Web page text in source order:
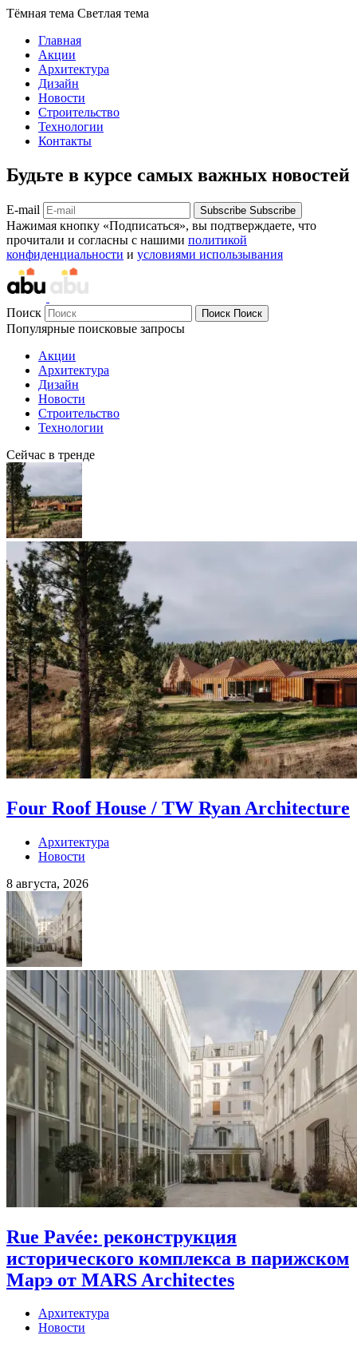
Тёмная тема Светлая тема
Главная
Акции
Архитектура
Дизайн
Новости
Строительство
Технологии
Контакты
Будьте в курсе самых важных новостей
E-mail Subscribe Subscribe
Нажимая кнопку «Подписаться», вы подтверждаете, что
прочитали и согласны с нашими политикой
конфиденциальности и условиями использывания
Поиск Поиск Поиск
Популярные поисковые запросы
Акции
Архитектура
Дизайн
Новости
Строительство
Технологии
Сейчас в тренде
Four Roof House / TW Ryan Architecture
Архитектура
Новости
8 августа, 2026
Rue Pavée: реконструкция
исторического комплекса в парижском
Марэ от MARS Architectes
Архитектура
Новости